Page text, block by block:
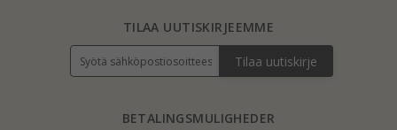
BETALINGSMULIGHEDER
TILAA UUTISKIRJEEMME
Tilaa uutiskirje